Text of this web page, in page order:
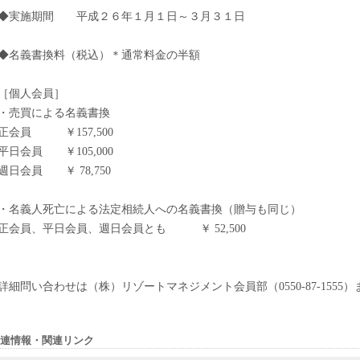
実施期間 平成２６年１月１日～３月３１日
名義書換料（税込）＊通常料金の半額
個人会員］
売買による名義書換
会員 ￥157,500
日会員 ￥105,000
日会員 ￥ 78,750
名義人死亡による法定相続人への名義書換（贈与も同じ）
会員、平日会員、週日会員とも ￥ 52,500
細問い合わせは（株）リゾートマネジメント会員部（0550-87-1555）
情報・関連リンク